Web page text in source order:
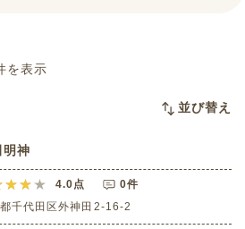
を表示
並び替え
明神
4.0点
0件
千代田区外神田2-16-2